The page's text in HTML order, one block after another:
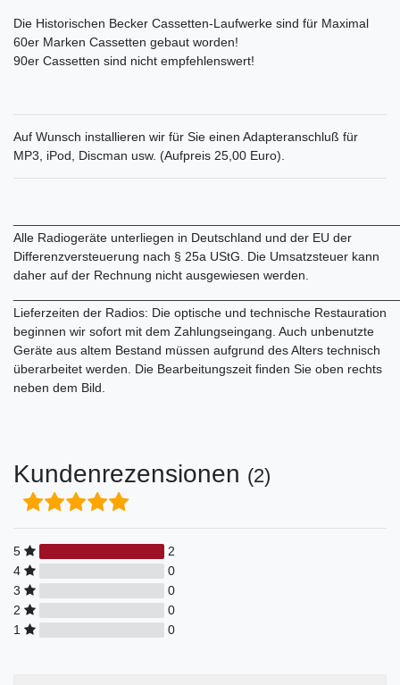
Die Historischen Becker Cassetten-Laufwerke sind für Maximal
60er Marken Cassetten gebaut worden!
90er Cassetten sind nicht empfehlenswert!
Auf Wunsch installieren wir für Sie einen Adapteranschluß für
MP3, iPod, Discman usw. (Aufpreis 25,00 Euro).
Alle Radiogeräte unterliegen in Deutschland und der EU der
Differenzversteuerung nach § 25a UStG. Die Umsatzsteuer kann
daher auf der Rechnung nicht ausgewiesen werden.
Lieferzeiten der Radios: Die optische und technische Restauration
beginnen wir sofort mit dem Zahlungseingang. Auch unbenutzte
Geräte aus altem Bestand müssen aufgrund des Alters technisch
überarbeitet werden. Die Bearbeitungszeit finden Sie oben rechts
neben dem Bild.
Kundenrezensionen (2)
5
2
4
0
3
0
2
0
1
0